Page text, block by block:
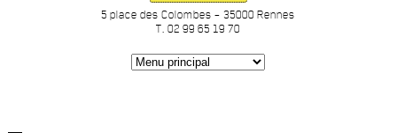
5 place des Colombes – 35000 Rennes
T. 02 99 65 19 70